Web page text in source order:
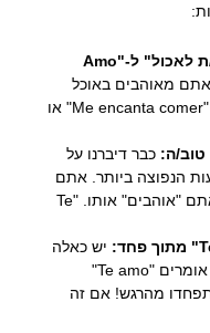
תרגום מילולי של "אני אוהב/ת לאכול" ל-"Amo
מאוהבים באוכל
בצורה עמוקה ופסיכית. תגידו "Me encanta comer" או
כבר דיברנו על
הנפוצה ביותר. אתם
לא "מאוהבים" בחבר שלכם, אתם "אוהבים" אותו. "Te
יש כאלה
שמרוב פחד לטעות, פשוט לא אומרים "Te amo"
מהרגש! אם זה